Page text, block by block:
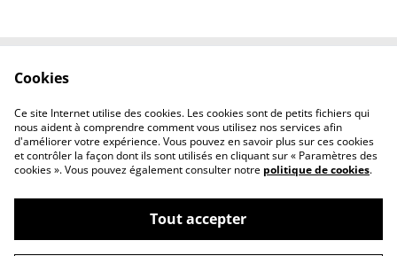
Contactez-nous
Politique de
confidentialité
Politique de
cookies
©2026l'éclipse
Cookies
Ce site Internet utilise des cookies. Les cookies sont de petits fichiers qui
nous aident à comprendre comment vous utilisez nos services afin
d'améliorer votre expérience. Vous pouvez en savoir plus sur ces cookies
et contrôler la façon dont ils sont utilisés en cliquant sur « Paramètres des
cookies ». Vous pouvez également consulter notre politique de cookies.
Tout accepter